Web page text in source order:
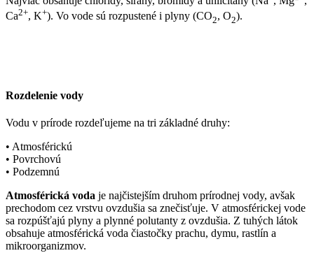
Ca2+, K+). Vo vode sú rozpustené i plyny (CO2, O2).
Rozdelenie vody
Vodu v prírode rozdeľujeme na tri základné druhy:
• Atmosférickú
• Povrchovú
• Podzemnú
Atmosférická voda je najčistejším druhom prírodnej vody, avšak
prechodom cez vrstvu ovzdušia sa znečisťuje. V atmosférickej vode
sa rozpúšťajú plyny a plynné polutanty z ovzdušia. Z tuhých látok
obsahuje atmosférická voda čiastočky prachu, dymu, rastlín a
mikroorganizmov.